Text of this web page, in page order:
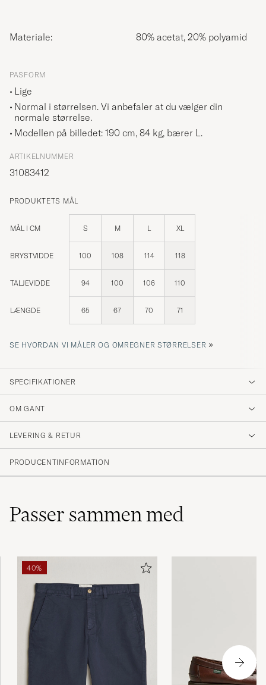
Materiale: 80% acetat, 20% polyamid
PASFORM
Lige
Normal i størrelsen. Vi anbefaler at du vælger din
normale størrelse.
Modellen på billedet: 190 cm, 84 kg, bærer L.
ARTIKELNUMMER
31083412
PRODUKTETS MÅL
MÅL I CM S M L XL
BRYSTVIDDE 100 108 114 118
TALJEVIDDE 94 100 106 110
LÆNGDE 65 67 70 71
SE HVORDAN VI MÅLER OG OMREGNER STØRRELSER »
SPECIFIKATIONER
OM GANT
LEVERING & RETUR
PRODUCENTINFORMATION
Passer sammen med
40%